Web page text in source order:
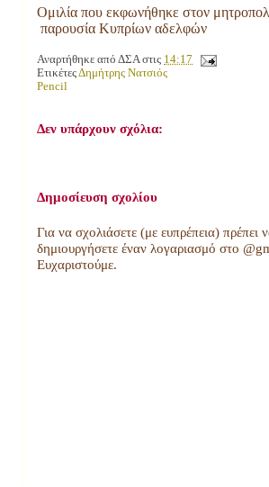
Ομιλία που εκφωνήθηκε στον
παρουσία Κυπρίων αδελφών
Αναρτήθηκε απόΔΣΑ στις 14:17
ΕτικέτεςΔημήτρης Νατσιός
Pencil
Δεν υπάρχουν σχόλια:
Δημοσίευση σχολίου
Για να σχολιάσετε (με ευπρέπεια)
δημιουργήσετε έναν λογαριασμό στο
Ευχαριστούμε.